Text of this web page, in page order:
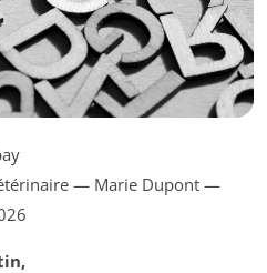
— Marie Dupont —